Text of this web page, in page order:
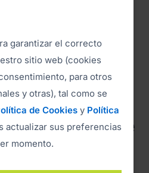
permite solicitar
en el equipo del
de reinicio y
+ Alt + Del, reiniciar el
del software
garantizar el correcto
sitio web (cookies
para otros
y otras), tal como se
de Cookies y Política
actualizar sus preferencias
momento.